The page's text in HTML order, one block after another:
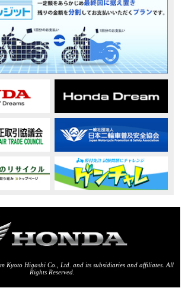
Kyoto Higashi Co., Ltd. and its subsidiaries and affiliates. All
Rights Reserved.